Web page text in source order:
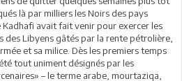
là par milliers les Noirs des pays
avait fait venir pour exercer les
des Libyens gâtés par la rente pétrolière,
et sa milice. Dès les premiers temps
tout uniment désignés par les
– le terme arabe, mourtaziqa,